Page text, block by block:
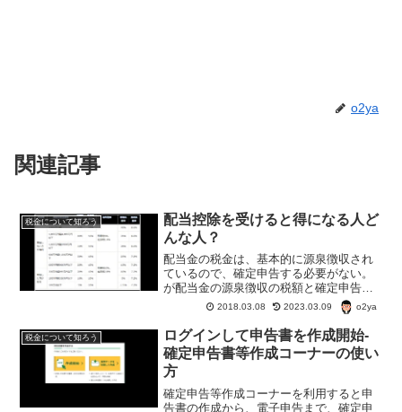
o2ya
関連記事
税金について知ろう
配当控除を受けると得になる人ど
んな人？
配当金の税金は、基本的に源泉徴収され
ているので、確定申告する必要がない。
が配当金の源泉徴収の税額と確定申告し
た場合の配当控除を受けた場合の税率が
違っているので確定申告すると所得税が
返って来たり、住民税が安くなる可能性
がある。
2018.03.08 2023.03.09 o2ya
税金について知ろう
ログインして申告書を作成開始-
確定申告書等作成コーナーの使い
方
確定申告等作成コーナーを利用すると申
告書の作成から、電子申告まで、確定申